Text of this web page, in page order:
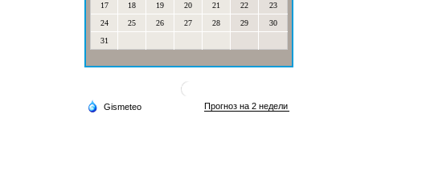
17
18 19 20 21 22
23
24
25 26 27 28 29
30
31